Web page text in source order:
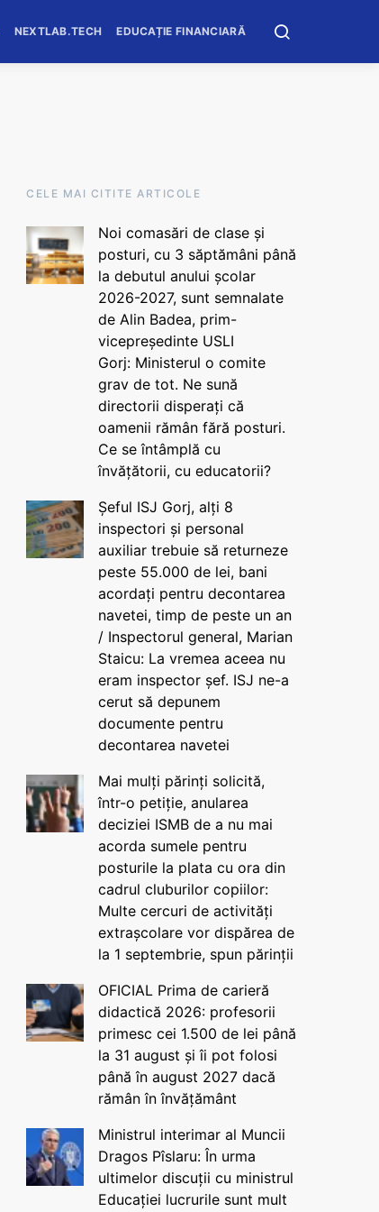
NEXTLAB.TECH EDUCAȚIE FINANCIARĂ
CELE MAI CITITE ARTICOLE
Noi comasări de clase și
posturi, cu 3 săptămâni până
la debutul anului școlar
2026-2027, sunt semnalate
de Alin Badea, prim-
vicepreședinte USLI
Gorj: Ministerul o comite
grav de tot. Ne sună
directorii disperați că
oamenii rămân fără posturi.
Ce se întâmplă cu
învățătorii, cu educatorii?
Șeful ISJ Gorj, alți 8
inspectori și personal
auxiliar trebuie să returneze
peste 55.000 de lei, bani
acordați pentru decontarea
navetei, timp de peste un an
/ Inspectorul general, Marian
Staicu: La vremea aceea nu
eram inspector șef. ISJ ne-a
cerut să depunem
documente pentru
decontarea navetei
Mai mulți părinți solicită,
într-o petiție, anularea
deciziei ISMB de a nu mai
acorda sumele pentru
posturile la plata cu ora din
cadrul cluburilor copiilor:
Multe cercuri de activități
extrașcolare vor dispărea de
la 1 septembrie, spun părinții
OFICIAL Prima de carieră
didactică 2026: profesorii
primesc cei 1.500 de lei până
la 31 august și îi pot folosi
până în august 2027 dacă
rămân în învățământ
Ministrul interimar al Muncii
Dragos Pîslaru: În urma
ultimelor discuții cu ministrul
Educației lucrurile sunt mult